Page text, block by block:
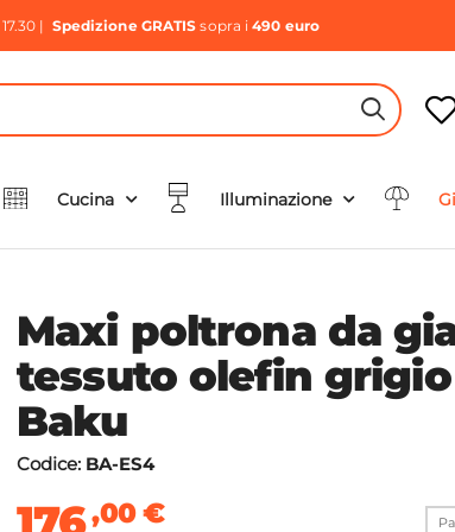
| Spedizione GRATIS sopra i490 euro
Cucina Illuminazione
Maxi poltrona da
tessuto olefin
Baku
Codice: BA-ES4
,00€